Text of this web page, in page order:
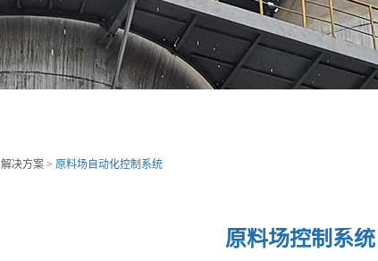
解决方案 > 原料场自动化控制系统
原料场控制系统